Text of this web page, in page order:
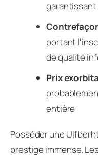
portant
de qualité
Prix
entière
Posséder une
prestige immense.